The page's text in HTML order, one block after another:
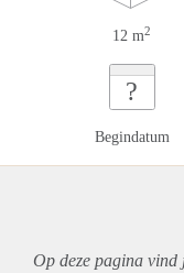
12 m2
?
Begindatum
Op deze pagina